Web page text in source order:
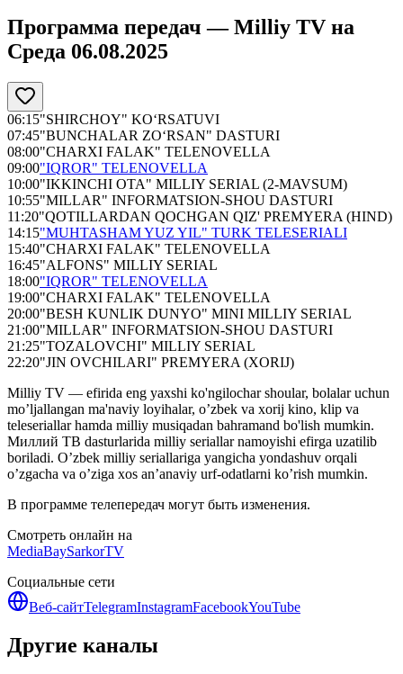
Программа передач —Milliy TV на
Среда 06.08.2025
06:15"SHIRCHOY" KO‘RSATUVI
07:45"BUNCHALAR ZO‘RSAN" DASTURI
08:00"CHARXI FALAK" TELENOVELLA
09:00"IQROR" TELENOVELLA
10:00"IKKINCHI OTA" MILLIY SERIAL (2-MAVSUM)
10:55"MILLAR" INFORMATSION-SHOU DASTURI
11:20"QOTILLARDAN QOCHGAN QIZ' PREMYERA (HIND)
14:15"MUHTASHAM YUZ YIL" TURK TELESERIALI
15:40"CHARXI FALAK" TELENOVELLA
16:45"ALFONS" MILLIY SERIAL
18:00"IQROR" TELENOVELLA
19:00"CHARXI FALAK" TELENOVELLA
20:00"BESH KUNLIK DUNYO" MINI MILLIY SERIAL
21:00"MILLAR" INFORMATSION-SHOU DASTURI
21:25"TOZALOVCHI" MILLIY SERIAL
22:20"JIN OVCHILARI" PREMYERA (XORIJ)
Milliy TV — efirida eng yaxshi ko'ngilochar shoular, bolalar uchun
mo’ljallangan ma'naviy loyihalar, o’zbek va xorij kino, klip va
teleseriallar hamda milliy musiqadan bahramand bo'lish mumkin.
Миллий ТВ dasturlarida milliy seriallar namoyishi efirga uzatilib
boriladi. O’zbek milliy seriallariga yangicha yondashuv orqali
o’zgacha va o’ziga xos an’anaviy urf-odatlarni ko’rish mumkin.
В программе телепередач могут быть изменения.
Смотреть онлайн на
MediaBaySarkorTV
Социальные сети
Веб-сайтTelegramInstagramFacebookYouTube
Другие каналы